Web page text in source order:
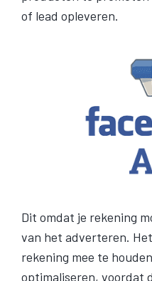
of lead opleveren.
Dit omdat je rekening
van het adverteren.
rekening mee te
optimaliseren, voordat